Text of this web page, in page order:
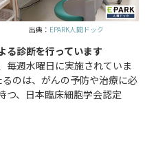
出典： EPARK人間ドック
る診断を行っています
毎週水曜日に実施されていま
のは、がんの予防や治療に必
つ、日本臨床細胞学会認定